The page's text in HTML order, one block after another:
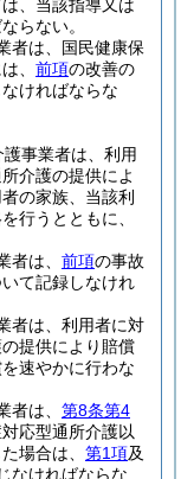
、当該指導又は
らない。
者は、国民健康保
、 前項の改善の
ければならな
事業者は、利用
介護の提供によ
の家族、当該利
行うとともに、
は、 前項の事故
て記録しなけれ
者は、利用者に対
提供により賠償
速やかに行わな
は、 第8条第4
応型通所介護以
場合は、 第1項及
なければならな